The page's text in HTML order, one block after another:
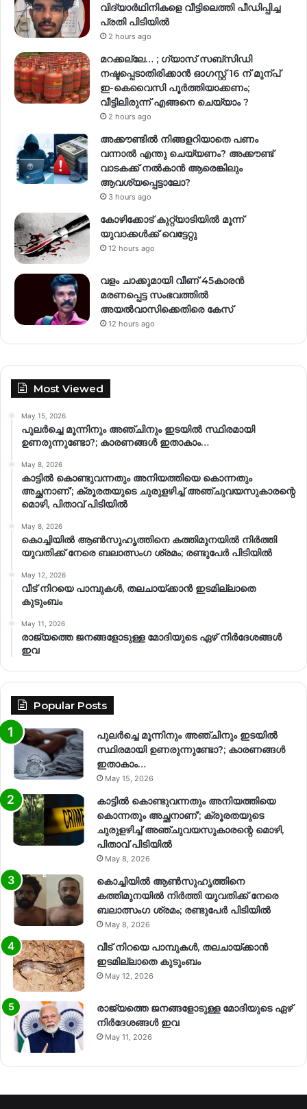
വിദ്യാര്‍ഥിനികളെ വീട്ടിലെത്തി പീഡിപ്പിച്ച
പ്രതി പിടിയിൽ
2 hours ago
മറക്കല്ലേ… ; ഗ്യാസ് സബ്സിഡി
നഷ്ടപ്പെടാതിരിക്കാൻ ഓഗസ്റ്റ് 16 ന് മുന്പ്
ഇ-കെവൈസി പൂർത്തിയാക്കണം;
വീട്ടിലിരുന്ന് എങ്ങനെ ചെയ്യാം ?
2 hours ago
അക്കൗണ്ടില്‍ നിങ്ങളറിയാതെ പണം
വന്നാല്‍ എന്തു ചെയ്യണം? അക്കൗണ്ട്
വാടകക്ക് നല്‍കാന്‍ ആരെങ്കിലും
ആവശ്യപ്പെട്ടാലോ?
3 hours ago
കോഴിക്കോട് കുറ്റ്യാടിയിൽ മൂന്ന്
യുവാക്കൾക്ക് വെട്ടേറ്റു
12 hours ago
വളം ചാക്കുമായി വീണ് 45കാരൻ
മരണപ്പെട്ട സംഭവത്തിൽ
അയൽവാസിക്കെതിരെ കേസ്
12 hours ago
Most Viewed
May 15, 2026
പുലർച്ചെ മൂന്നിനും അഞ്ചിനും ഇടയിൽ സ്ഥിരമായി
ഉണരുന്നുണ്ടോ?; കാരണങ്ങള്‍ ഇതാകാം…
May 8, 2026
കാട്ടിൽ കൊണ്ടുവന്നതും അനിയത്തിയെ കൊന്നതും
അച്ഛനാണ്’; ക്രൂരതയുടെ ചുരുളഴിച്ച് അഞ്ചുവയസുകാരന്റെ
മൊഴി, പിതാവ് പിടിയിൽ
May 8, 2026
കൊച്ചിയിൽ ആൺസുഹൃത്തിനെ കത്തിമുനയിൽ നിർത്തി
യുവതിക്ക് നേരെ ബലാത്സംഗ​ ശ്രമം; രണ്ടുപേർ പിടിയിൽ
May 12, 2026
വീട് നിറയെ പാമ്പുകൾ, തലചായ്ക്കാൻ ഇടമില്ലാതെ
കുടുംബം
May 11, 2026
രാജ്യത്തെ ജനങ്ങളോടുള്ള മോദിയുടെ ഏഴ് നിര്‍ദേശങ്ങള്‍
ഇവ
Popular Posts
പുലർച്ചെ മൂന്നിനും അഞ്ചിനും ഇടയിൽ
സ്ഥിരമായി ഉണരുന്നുണ്ടോ?; കാരണങ്ങള്‍
ഇതാകാം…
May 15, 2026
കാട്ടിൽ കൊണ്ടുവന്നതും അനിയത്തിയെ
കൊന്നതും അച്ഛനാണ്’; ക്രൂരതയുടെ
ചുരുളഴിച്ച് അഞ്ചുവയസുകാരന്റെ മൊഴി,
പിതാവ് പിടിയിൽ
May 8, 2026
കൊച്ചിയിൽ ആൺസുഹൃത്തിനെ
കത്തിമുനയിൽ നിർത്തി യുവതിക്ക് നേരെ
ബലാത്സംഗ​ ശ്രമം; രണ്ടുപേർ പിടിയിൽ
May 8, 2026
വീട് നിറയെ പാമ്പുകൾ, തലചായ്ക്കാൻ
ഇടമില്ലാതെ കുടുംബം
May 12, 2026
രാജ്യത്തെ ജനങ്ങളോടുള്ള മോദിയുടെ ഏഴ്
നിര്‍ദേശങ്ങള്‍ ഇവ
May 11, 2026